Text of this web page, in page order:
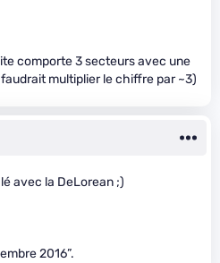
comporte 3 secteurs avec une
multiplier le chiffre par ~3)
avec la DeLorean ;)
2016”.